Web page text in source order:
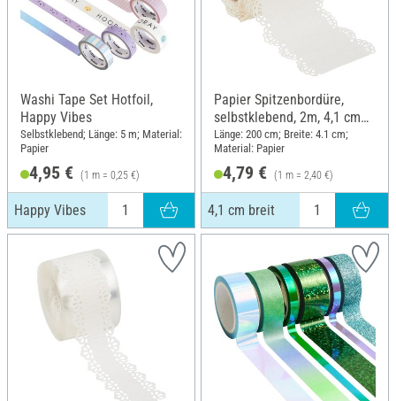
Washi Tape Set Hotfoil,
Happy Vibes
Selbstklebend; Länge: 5 m; Material:
Papier
4,95 € (1 m = 0,25 €)
Happy Vibes
Papier Spitzenbordüre,
selbstklebend, 2m, 4,1 cm
breit
Länge: 200 cm; Breite: 4.1 cm;
Material: Papier
4,79 € (1 m = 2,40 €)
4,1 cm breit